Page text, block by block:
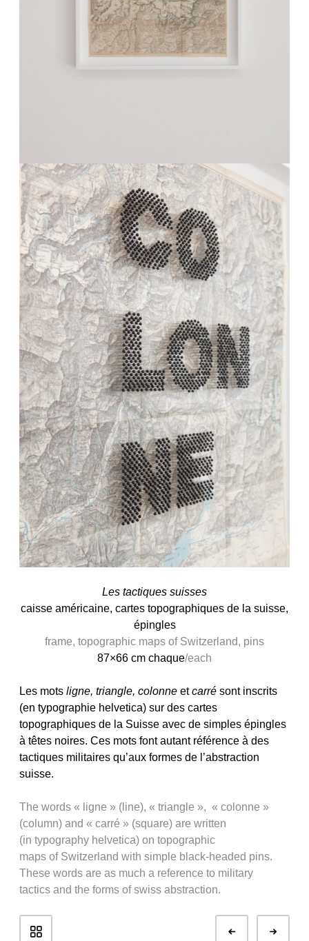
Les tactiques suisses
caisse américaine, cartes topographiques de la suisse,
épingles
frame, topographic maps of Switzerland, pins
87×66 cm chaque/each
Les mots ligne, triangle, colonneetcarré sont inscrits
(en typographie helvetica) sur des cartes
topographiques de la Suisse avec de simples épingles
à têtes noires. Ces mots font autant référence à des
tactiques militaires qu’aux formes de l’abstraction
suisse.
The words « ligne » (line), « triangle », « colonne »
(column) and « carré » (square) are written
(in typography helvetica) on topographic
maps of Switzerland with simple black-headed pins.
These words are as much a reference to military
tactics and the forms of swiss abstraction.
de